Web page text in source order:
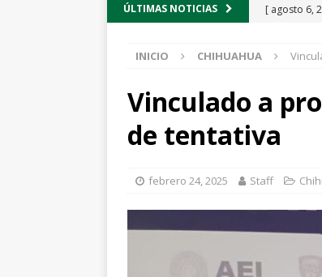
ÚLTIMAS NOTICIAS [ agosto 6,
[ agosto 6,
[ agosto 6,
vigentes
INICIO CHIHUAHUA
Vinculado a
de tentativa
febrero 24, 2025 Staff